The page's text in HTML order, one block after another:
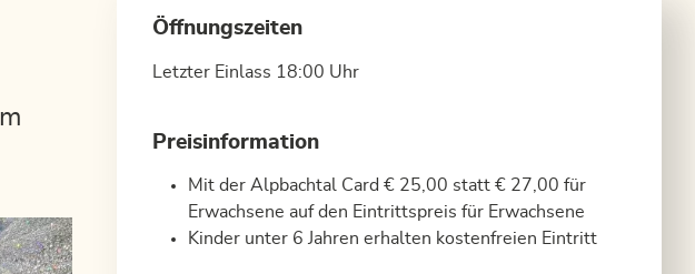
Öffnungszeiten
Letzter Einlass 18:00 Uhr
Preisinformation
Mit der Alpbachtal Card € 25,00 statt € 27,00 für
Erwachsene auf den Eintrittspreis für Erwachsene
Kinder unter 6 Jahren erhalten kostenfreien Eintritt